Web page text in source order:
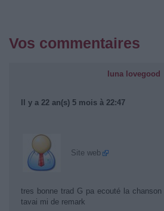
Vos commentaires
luna lovegood
Il y a 22 an(s) 5 mois à 22:47
Site web
tres bonne trad G pa ecouté la
tavai mi de remark